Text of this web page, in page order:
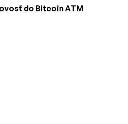
do Bitcoin ATM